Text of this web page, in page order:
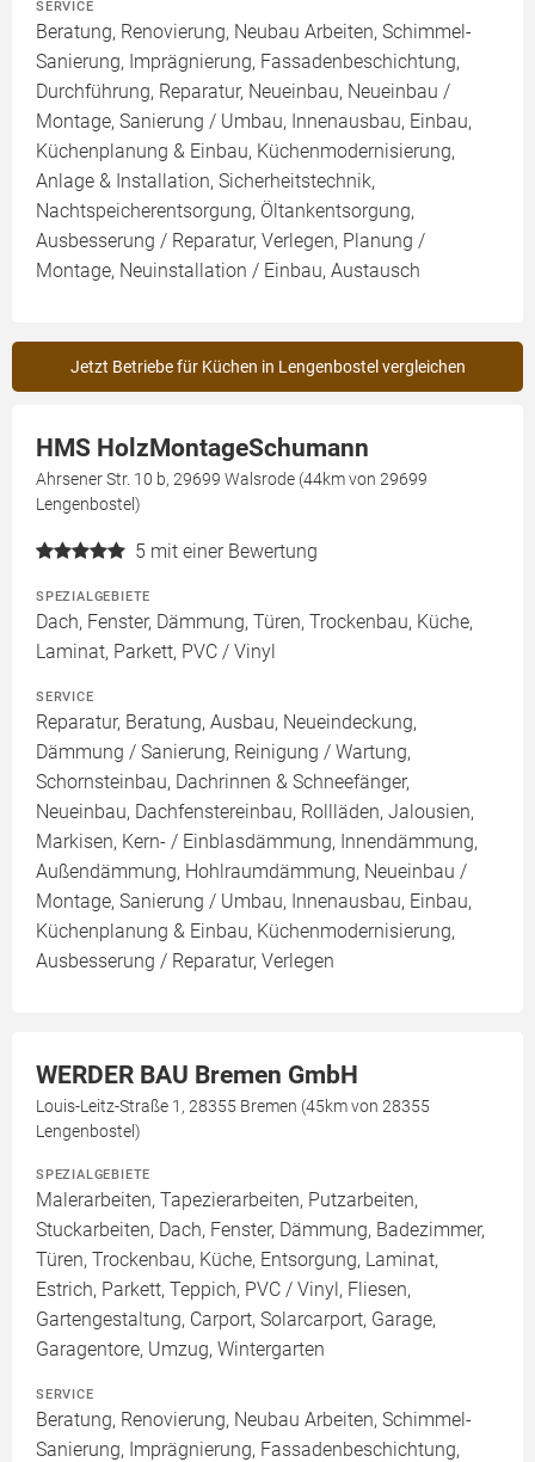
SERVICE
Beratung, Renovierung, Neubau Arbeiten, Schimmel-
Sanierung, Imprägnierung, Fassadenbeschichtung,
Durchführung, Reparatur, Neueinbau, Neueinbau /
Montage, Sanierung / Umbau, Innenausbau, Einbau,
Küchenplanung & Einbau, Küchenmodernisierung,
Anlage & Installation, Sicherheitstechnik,
Nachtspeicherentsorgung, Öltankentsorgung,
Ausbesserung / Reparatur, Verlegen, Planung /
Montage, Neuinstallation / Einbau, Austausch
Jetzt Betriebe für Küchen in Lengenbostel vergleichen
HMS HolzMontageSchumann
Ahrsener Str. 10 b, 29699 Walsrode (44km von 29699
Lengenbostel)
5 mit einer Bewertung
SPEZIALGEBIETE
Dach, Fenster, Dämmung, Türen, Trockenbau, Küche,
Laminat, Parkett, PVC / Vinyl
SERVICE
Reparatur, Beratung, Ausbau, Neueindeckung,
Dämmung / Sanierung, Reinigung / Wartung,
Schornsteinbau, Dachrinnen & Schneefänger,
Neueinbau, Dachfenstereinbau, Rollläden, Jalousien,
Markisen, Kern- / Einblasdämmung, Innendämmung,
Außendämmung, Hohlraumdämmung, Neueinbau /
Montage, Sanierung / Umbau, Innenausbau, Einbau,
Küchenplanung & Einbau, Küchenmodernisierung,
Ausbesserung / Reparatur, Verlegen
WERDER BAU Bremen GmbH
Louis-Leitz-Straße 1, 28355 Bremen (45km von 28355
Lengenbostel)
SPEZIALGEBIETE
Malerarbeiten, Tapezierarbeiten, Putzarbeiten,
Stuckarbeiten, Dach, Fenster, Dämmung, Badezimmer,
Türen, Trockenbau, Küche, Entsorgung, Laminat,
Estrich, Parkett, Teppich, PVC / Vinyl, Fliesen,
Gartengestaltung, Carport, Solarcarport, Garage,
Garagentore, Umzug, Wintergarten
SERVICE
Beratung, Renovierung, Neubau Arbeiten, Schimmel-
Sanierung, Imprägnierung, Fassadenbeschichtung,